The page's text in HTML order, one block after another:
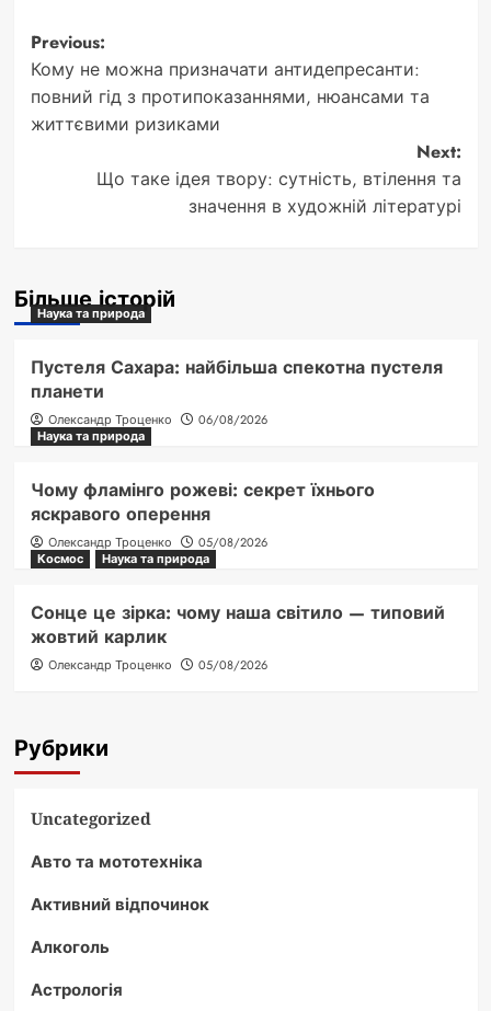
Post
navigation
Previous:
Кому не можна призначати антидепресанти:
повний гід з протипоказаннями, нюансами та
життєвими ризиками
Next:
Що таке ідея твору: сутність, втілення та
значення в художній літературі
Більше історій
Наука та природа
Пустеля Сахара: найбільша спекотна пустеля
планети
Олександр Троценко
06/08/2026
Наука та природа
Чому фламінго рожеві: секрет їхнього
яскравого оперення
Олександр Троценко
05/08/2026
Космос
Наука та природа
Сонце це зірка: чому наша світило — типовий
жовтий карлик
Олександр Троценко 05/08/2026
Рубрики
Uncategorized
Авто та мототехніка
Активний відпочинок
Алкоголь
Астрологія